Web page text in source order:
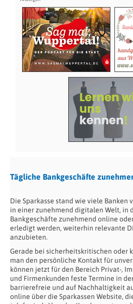
Tägliche Bankgeschäfte
Die Sparkasse stand wie viele Banken
in einer zunehmend digitalen Welt, in
Bankgeschäfte zunehmend online
erledigt werden, weiterhin relevante
anzubieten.
Gerade bei sicherheitskritischen oder
man den persönliche Kontakt für
können jetzt für den Bereich Privat-,
und Firmenkunden feste Termine in
barrierefreie und auf Nachhaltigkeit
online über die Sparkassen Website,